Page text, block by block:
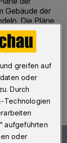
Gebäude der
Die Pläne
der
greifen auf
oder
Durch
Technologien
aufgeführten
oder